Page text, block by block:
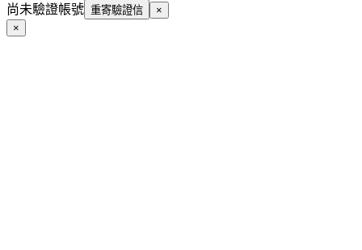
尚未驗證帳號 重寄驗證信
×
×